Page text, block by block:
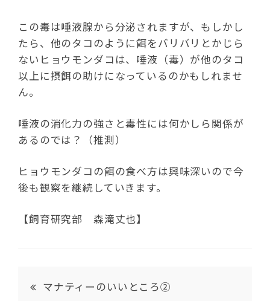
この毒は唾液腺から分泌されますが、もしかし
たら、他のタコのように餌をバリバリとかじら
ないヒョウモンダコは、唾液（毒）が他のタコ
以上に摂餌の助けになっているのかもしれませ
ん。
唾液の消化力の強さと毒性には何かしら関係が
あるのでは？（推測）
ヒョウモンダコの餌の食べ方は興味深いので今
後も観察を継続していきます。
【飼育研究部 森滝丈也】
マナティーのいいところ②